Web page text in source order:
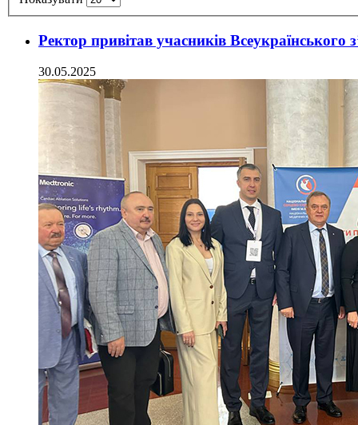
Ректор привітав учасників Всеукраїнського
30.05.2025